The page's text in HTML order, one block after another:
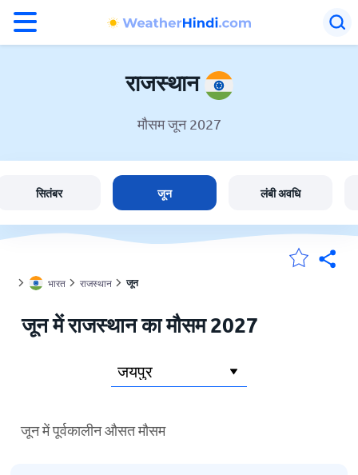
मेंरी लोकेशन
होम
राजस्थान
मौसम जून 2027
सितंबर जून लंबी अवधि
भारत राजस्थान जून
जून में राजस्थान का मौसम 2027
जून में पूर्वकालीन औसत मौसम